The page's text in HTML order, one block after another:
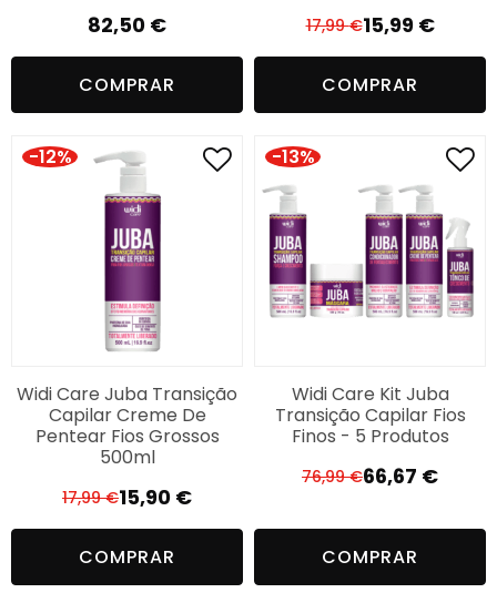
82,50 €
COMPRAR
17,99€ O
preço
original
era:
15,99 €
O
preço
atual
é:
COMPRAR
-12%
Widi Care Juba Transição
Capilar Creme De
Pentear Fios Grossos
500ml
17,99€ O
preço
original
era:
15,90 €
O
preço
atual
é:
COMPRAR
-13%
Widi Care Kit Juba
Transição Capilar Fios
Finos - 5 Produtos
76,99€ O
era:
66,67 €
O
é:
COMPRAR